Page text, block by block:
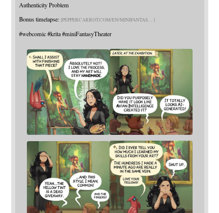
Authenticity Problem
Bonus timelapse: PEPPERCARROT.COM/EN/MINIFANTAS
#webcomic #krita #miniFantasyTheater